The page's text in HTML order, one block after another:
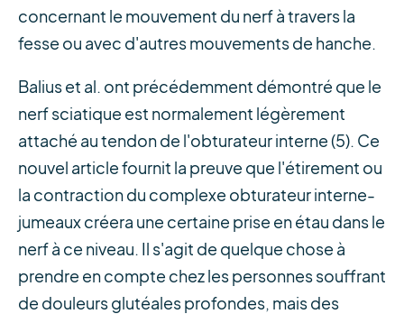
concernant le mouvement du nerf à travers la
fesse ou avec d'autres mouvements de hanche.
Balius et al. ont précédemment démontré que le
nerf sciatique est normalement légèrement
attaché au tendon de l'obturateur interne (5). Ce
nouvel article fournit la preuve que l'étirement ou
la contraction du complexe obturateur interne-
jumeaux créera une certaine prise en étau dans le
nerf à ce niveau. Il s'agit de quelque chose à
prendre en compte chez les personnes souffrant
de douleurs glutéales profondes, mais des